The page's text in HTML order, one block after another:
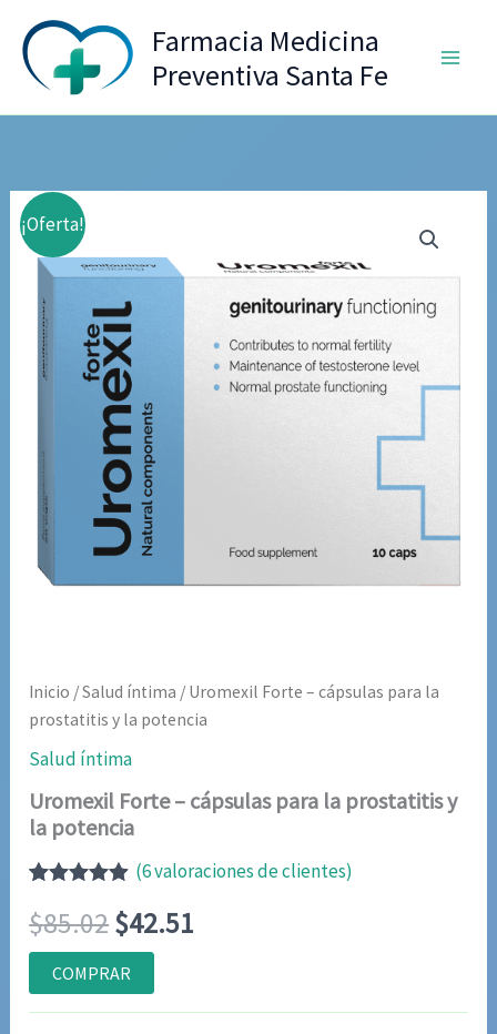
contenido
Farmacia Medicina
Preventiva Santa Fe
¡Oferta!
Inicio /Salud íntima / Uromexil Forte – cápsulas para la
prostatitis y la potencia
Salud íntima
Uromexil Forte – cápsulas para la prostatitis y
la potencia
con4.83de
5 en base
a
valoraciones
de clientes
(6valoraciones de clientes)
$85.02El
precio
original
$42.51
actual
COMPRAR